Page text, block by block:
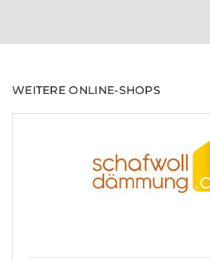
WEITERE ONLINE-SHOPS